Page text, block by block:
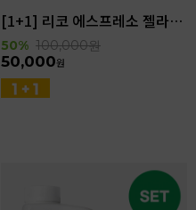
[1+1] 리코 에스프레소 젤라또 4kg(4.6L)
50% 100,000원
50,000원